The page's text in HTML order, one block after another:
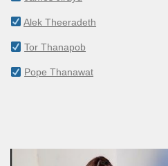
Alek Theeradeth
Tor Thanapob
Pope Thanawat